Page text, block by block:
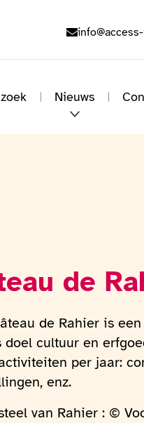
E-mailadres
Nieuws
de
de Rahier is
cultuur en
per jaar:
enz.
van Rahier : ©